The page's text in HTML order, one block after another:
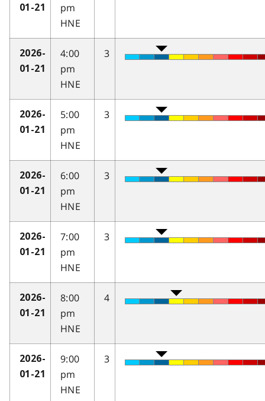
01-21
pm
HNE
2026-
01-21
4:00
pm
HNE
3
2026-
01-21
5:00
pm
HNE
3
2026-
01-21
6:00
pm
HNE
3
2026-
01-21
7:00
pm
HNE
3
2026-
01-21
8:00
pm
HNE
4
2026-
01-21
9:00
pm
HNE
3